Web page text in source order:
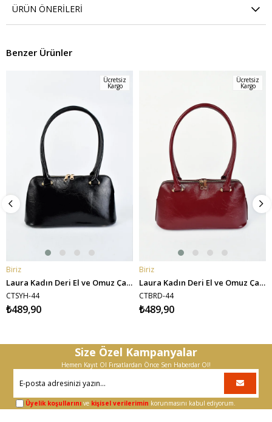
ÜRÜN ÖNERILERI
Benzer Ürünler
SEPETE EKLE
Ücretsiz
Kargo
Biriz
Laura Kadın Deri El ve Omuz Çantası - Siyah
CTSYH-44
₺489,90
SEPETE EKLE
Ücretsiz
Kargo
Biriz
Laura Kadın Deri El ve Omuz Çantası - Bordo
CTBRD-44
₺489,90
Size Özel Kampanyalar
Hemen Kayıt Ol Fırsatlardan Önce Sen Haberdar Ol!
Üyelik koşullarını ve kişisel verilerimin korunmasını kabul ediyorum.